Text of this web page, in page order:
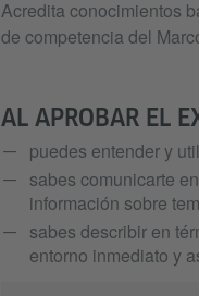
Acredita conocimientos
de competencia del
AL APROBAR EL
puedes entender y
sabes comunicarte
información sobre
sabes describir en
entorno inmediato y